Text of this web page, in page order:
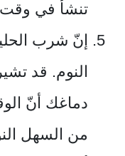
تنشأ في وقت
إنّ شرب
النوم. قد
دماغك أنّ
من السهل